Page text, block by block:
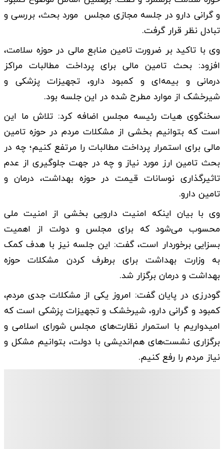
و گرانی دارو در جلسه مجازی مجلس مورد بحث، بررسی و
تبادل نظر قرار گرفت.
وی با تاکید بر ضرورت تامین منابع مالی در حوزه سلامت،
افزود: بحث تامین مالی برای پرداخت مطالبات مراکز
درمانی و بیمه‌ای و کمبود دارو، تجهیزات پزشکی و
شیرخشک از موارد مطرح شده در این جلسه بود.
سخنگوی هیات رئیسه مجلس اضافه کرد: تلاش ما این
است که بتوانیم بخشی از مشکلات مردم در حوزه تامین
مالی برای استمرار پرداخت مطالبات را مرتفع کنیم؛ چه در
بحث تامین ارز مورد نیاز و چه در جهت جلوگیری از عدم
تاثیرگذاری نوسانات قیمت در حوزه بهداشت، درمان و
تامین دارو.
وی با بیان اینکه امنیت دارویی بخشی از امنیت ملی
محسوب می‌شود که برای مجلس و دولت از اهمیت
بسزایی برخوردار است، گفت: این جلسه نیز با هدف کمک
به وزارت بهداشت برای برطرف کردن مشکلات حوزه
بهداشت و درمان برگزار شد.
گودرزی در پایان گفت: امروز یکی از مشکلات جدی مردم،
کمبود و گرانی دارو، شیرخشک و تجهیزات پزشکی است که
امیدواریم با استمرار نظارت‌های مجلس شورای اسلامی و
برگزاری نشست‌های هم‌اندیشی با دولت، بتوانیم مشکل و
نیاز مردم را رفع کنیم.